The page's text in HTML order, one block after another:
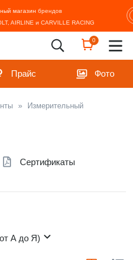
магазин брендов
AIRLINE и CARVILLE RACING
0
Прайс Фото
»
Измерительный
Сертификаты
А до Я)